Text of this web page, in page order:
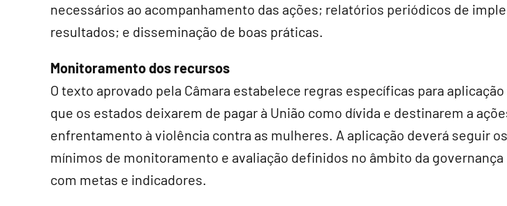
necessários ao acompanhamento das ações; relatórios periódicos de
resultados; e disseminação de boas práticas.
Monitoramento dos recursos
O texto aprovado pela Câmara estabelece regras específicas para
que os estados deixarem de pagar à União como dívida e destinarem a
enfrentamento à violência contra as mulheres. A aplicação deverá seguir
mínimos de monitoramento e avaliação definidos no âmbito da
com metas e indicadores.